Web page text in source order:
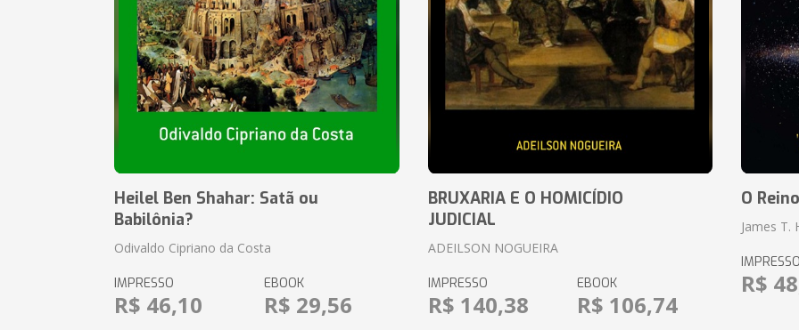
Heilel Ben Shahar: Satã ou
Babilônia?
Odivaldo Cipriano da Costa
IMPRESSO
R$ 46,10
EBOOK
R$ 29,56
BRUXARIA E O HOMICÍDIO
JUDICIAL
ADEILSON NOGUEIRA
IMPRESSO
R$ 140,38
EBOOK
R$ 106,74
O Reino
James T.
IMPRESSO
R$